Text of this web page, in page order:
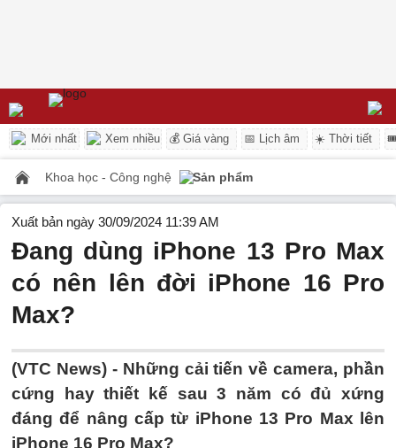
Mới nhất Xem nhiều 💰 Giá vàng 📅 Lịch âm ☀️ Thời tiết
Khoa học - Công nghệ Sản phẩm
Xuất bản ngày 30/09/2024 11:39 AM
Đang dùng iPhone 13 Pro Max
có nên lên đời iPhone 16 Pro
Max?
(VTC News) - Những cải tiến về camera, phần
cứng hay thiết kế sau 3 năm có đủ xứng
đáng để nâng cấp từ iPhone 13 Pro Max lên
iPhone 16 Pro Max?